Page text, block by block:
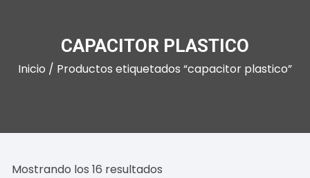
CAPACITOR PLASTICO
Inicio / Productos etiquetados “capacitor plastico”
Mostrando los 16 resultados